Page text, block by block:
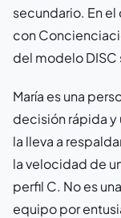
secundario. En el
con
del modelo DISC
María es una
decisión rápida
la lleva a
la velocidad de
perfil C. No es
equipo por